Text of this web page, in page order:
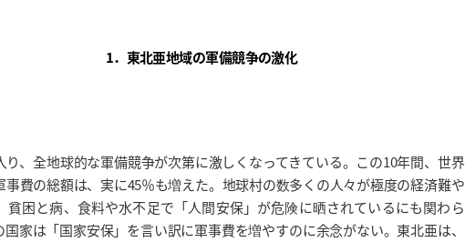
1．東北亜地域の軍備競争の激化
り、全地球的な軍備競争が次第に激しくなってきている。この10年間、世界
事費の総額は、実に45％も増えた。地球村の数多くの人々が極度の経済難や
貧困と病、食料や水不足で「人間安保」が危険に晒されているにも関わら
国家は「国家安保」を言い訳に軍事費を増やすのに余念がない。東北亜は、